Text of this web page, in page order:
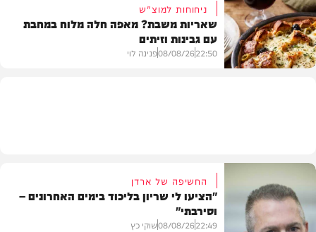
חדשות
ניחוחות למוצ"ש
שאריות משבת? מאפה חלה מלוח במחבת
עם גבינות וזיתים
22:50
08/08/26פנינה לוי
החשיפה של ארדן
"הציעו לי שריון בליכוד בימים האחרונים –
וסירבתי"
22:49
08/08/26שוקי כץ